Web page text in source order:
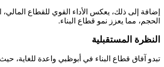
إضافة إلى ذلك، يعكس الأداء القوي للقطاع
الحجم، مما يعزز نمو قطاع البناء.
النظرة المستقبلية
تبدو آفاق قطاع البناء في أبوظبي واعدة